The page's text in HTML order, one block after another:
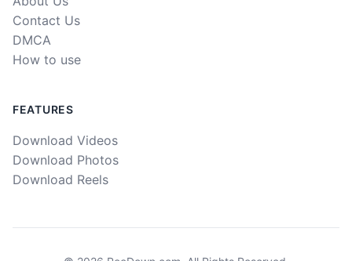
Contact Us
DMCA
How to use
FEATURES
Download Videos
Download Photos
Download Reels